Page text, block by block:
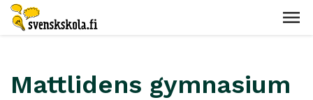
Mattlidens gymnasium